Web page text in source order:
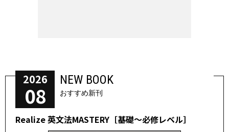
2026
08
NEW BOOK
おすすめ新刊
Realize 英文法MASTERY［基礎～必修レベル］